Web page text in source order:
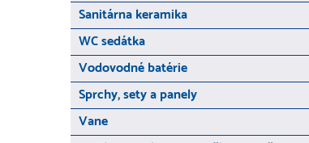
Sanitárna keramika
WC sedátka
Vodovodné batérie
Sprchy, sety a panely
Vane